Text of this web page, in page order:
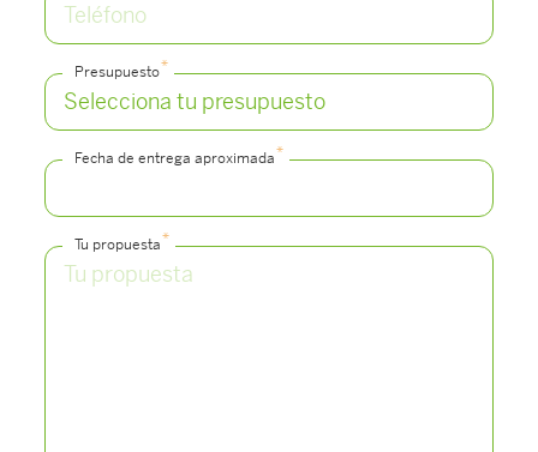
Presupuesto*
Fecha de entrega aproximada*
Tu propuesta*